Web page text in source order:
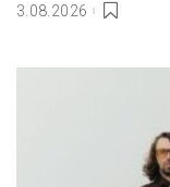
3.08.2026